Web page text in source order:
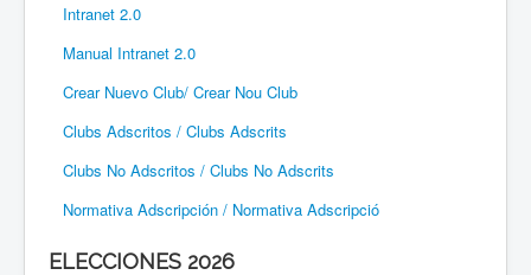
Intranet 2.0
Manual Intranet 2.0
Crear Nuevo Club/ Crear Nou Club
Clubs Adscritos / Clubs Adscrits
Clubs No Adscritos / Clubs No Adscrits
Normativa Adscripción / Normativa Adscripció
ELECCIONES 2026